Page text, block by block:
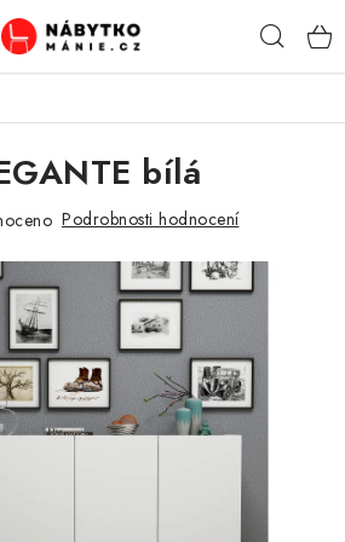
bílá
Podrobnosti hodnocení